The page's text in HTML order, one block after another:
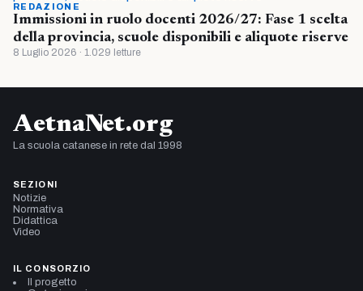
REDAZIONE
Immissioni in ruolo docenti 2026/27: Fase 1 scelta
della provincia, scuole disponibili e aliquote riserve
8 Luglio 2026 · 1.029 letture
AetnaNet.org
La scuola catanese in rete dal 1998
SEZIONI
Notizie
Normativa
Didattica
Video
IL CONSORZIO
Il progetto